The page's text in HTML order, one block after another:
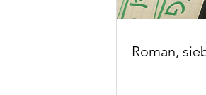
Roman,